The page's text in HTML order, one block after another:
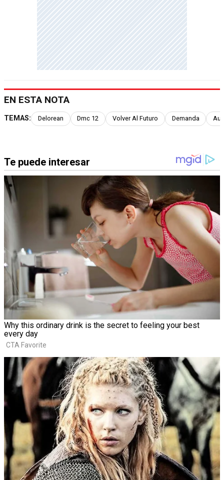
EN ESTA NOTA
TEMAS: Delorean Dmc 12 Volver Al Futuro Demanda